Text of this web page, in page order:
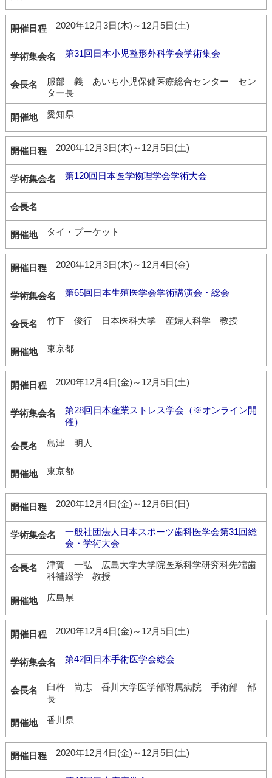
2020年12月3日(木)～12月5日(土)
第31回日本小児整形外科学会学術集会
服部 義 あいち小児保健医療総合センター セン
ター長
愛知県
2020年12月3日(木)～12月5日(土)
第120回日本医学物理学会学術大会
タイ・プーケット
2020年12月3日(木)～12月4日(金)
第65回日本生殖医学会学術講演会・総会
竹下 俊行 日本医科大学 産婦人科学 教授
東京都
2020年12月4日(金)～12月5日(土)
第28回日本産業ストレス学会（※オンライン開
催）
島津 明人
東京都
2020年12月4日(金)～12月6日(日)
一般社団法人日本スポーツ歯科医学会第31回総
会・学術大会
津賀 一弘 広島大学大学院医系科学研究科先端歯
科補綴学 教授
広島県
2020年12月4日(金)～12月5日(土)
第42回日本手術医学会総会
臼杵 尚志 香川大学医学部附属病院 手術部 部
長
香川県
2020年12月4日(金)～12月5日(土)